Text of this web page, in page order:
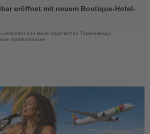
eröffnet mit neuem Boutique-Hotel-
verbindet das Haus organisches Tropendesign,
Inselerlebnisse